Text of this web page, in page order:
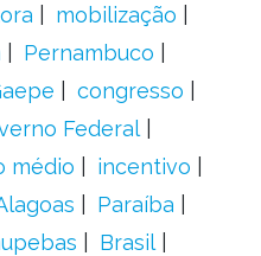
mobilização
Pernambuco
congresso
Federal
médio
incentivo
Paraíba
Brasil